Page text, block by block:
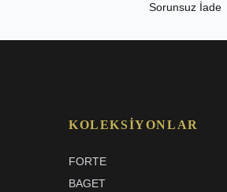
Sorunsuz İade
KOLEKSIYONLAR
FORTE
BAGET